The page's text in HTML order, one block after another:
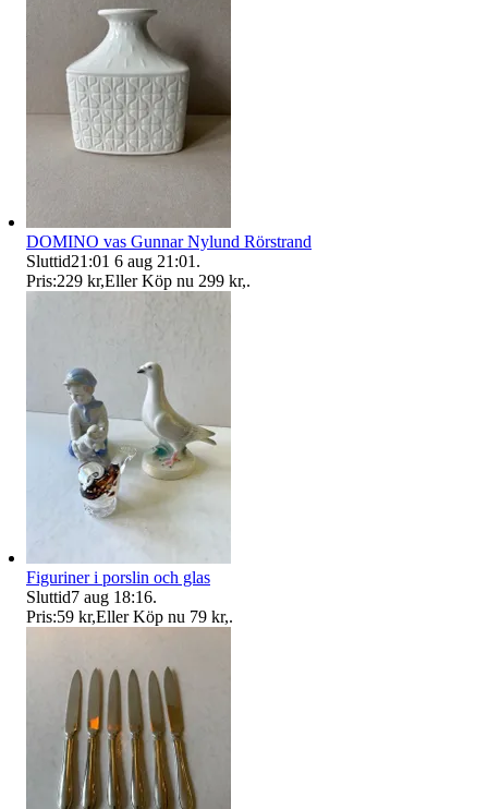
DOMINO vas Gunnar Nylund Rörstrand
Sluttid21:01 6 aug 21:01 .
Pris:229 kr,Eller Köp nu 299 kr,.
Figuriner i porslin och glas
Sluttid7 aug 18:16.
Pris:59 kr,Eller Köp nu 79 kr,.